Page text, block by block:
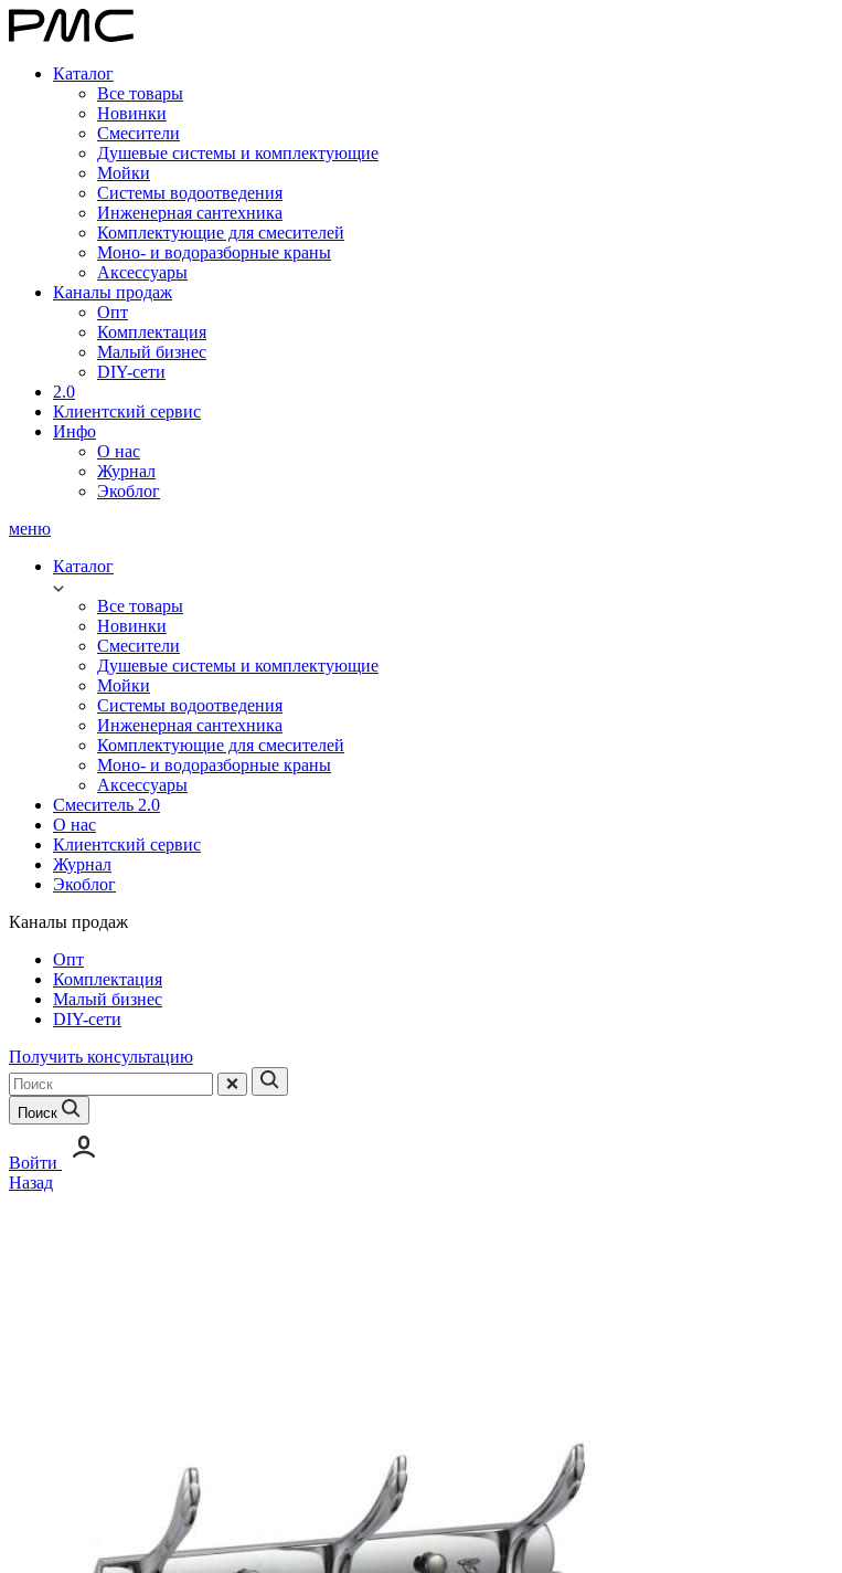
Каталог
Все товары
Новинки
Смесители
Душевые системы и комплектующие
Мойки
Системы водоотведения
Инженерная сантехника
Комплектующие для смесителей
Моно- и водоразборные краны
Аксессуары
Каналы продаж
Опт
Комплектация
Малый бизнес
DIY-сети
2.0
Клиентский сервис
Инфо
О нас
Журнал
Экоблог
меню
Каталог
Все товары
Новинки
Смесители
Душевые системы и комплектующие
Мойки
Системы водоотведения
Инженерная сантехника
Комплектующие для смесителей
Моно- и водоразборные краны
Аксессуары
Смеситель 2.0
О нас
Клиентский сервис
Журнал
Экоблог
Каналы продаж
Опт
Комплектация
Малый бизнес
DIY-сети
Получить консультацию
Поиск
Войти
Назад